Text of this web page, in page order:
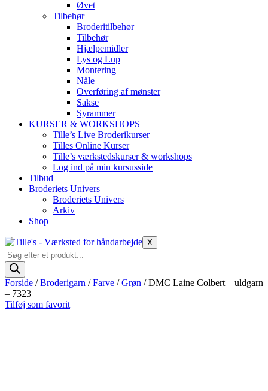
Øvet
Tilbehør
Broderitilbehør
Tilbehør
Hjælpemidler
Lys og Lup
Montering
Nåle
Overføring af mønster
Sakse
Syrammer
KURSER & WORKSHOPS
Tille’s Live Broderikurser
Tilles Online Kurser
Tille’s værkstedskurser & workshops
Log ind på min kursusside
Tilbud
Broderiets Univers
Broderiets Univers
Arkiv
Shop
X
Products
search
Forside /Broderigarn /Farve /Grøn / DMC Laine Colbert – uldgarn
– 7323
Tilføj som favorit